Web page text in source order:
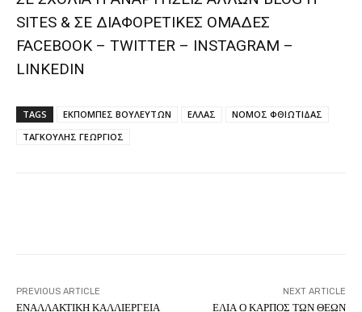
SITES & ΣΕ ΔΙΑΦΟΡΕTIKEΣ ΟΜΑΔΕΣ
FACEBOOK – TWITTER – INSTAGRAM –
LINKEDIN
TAGS ΕΚΠΟΜΠΕΣ ΒΟΥΛΕΥΤΩΝ ΕΛΛΑΣ
ΝΟΜΟΣ ΦΘΙΩΤΙΔΑΣ
ΤΑΓΚΟΥΛΗΣ ΓΕΩΡΓΙΟΣ
PREVIOUS ARTICLE
ΕΝΑΛΛΑΚΤΙΚΗ ΚΑΛΛΙΕΡΓΕΙΑ
NEXT ARTICLE
ΕΛΙΑ Ο ΚΑΡΠΟΣ ΤΩΝ ΘΕΩΝ